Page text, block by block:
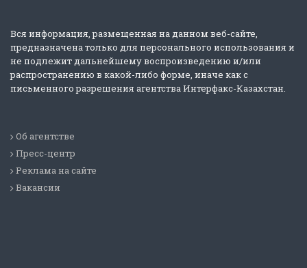
Вся информация, размещенная на данном веб-сайте,
предназначена только для персонального использования и
не подлежит дальнейшему воспроизведению и/или
распространению в какой-либо форме, иначе как с
письменного разрешения агентства Интерфакс-Казахстан.
Об агентстве
Пресс-центр
Реклама на сайте
Вакансии